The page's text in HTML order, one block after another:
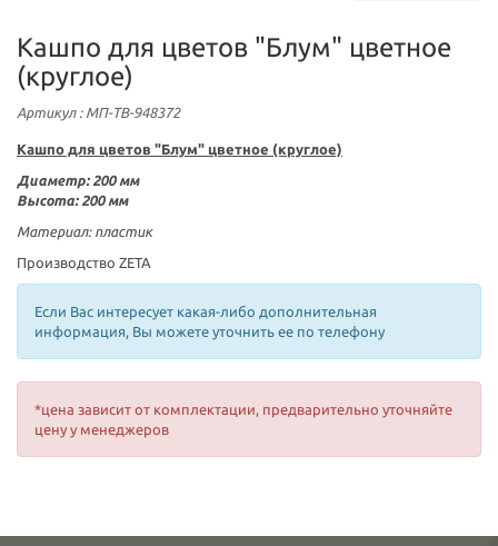
Кашпо для цветов "Блум" цветное
(круглое)
Артикул: МП-ТВ-948372
Кашпо для цветов "Блум" цветное (круглое)
Диаметр: 200 мм
Высота: 200 мм
Материал: пластик
Производство ZETA
Если Вас интересует какая-либо дополнительная
информация, Вы можете уточнить ее по телефону
*цена зависит от комплектации, предварительно уточняйте
цену у менеджеров